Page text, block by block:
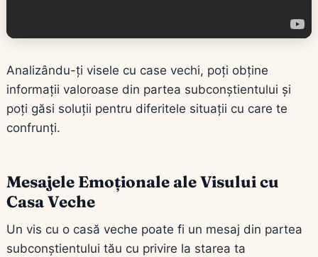
Analizându-ți visele cu case vechi, poți obține
informații valoroase din partea subconștientului și
poți găsi soluții pentru diferitele situații cu care te
confrunți.
Mesajele Emoționale ale Visului cu
Casa Veche
Un vis cu o casă veche poate fi un mesaj din partea
subconștientului tău cu privire la starea ta